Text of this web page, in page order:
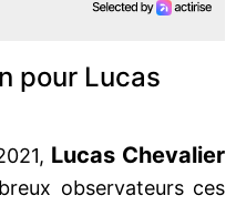
pour Lucas
Lucas Chevalier
observateurs ces